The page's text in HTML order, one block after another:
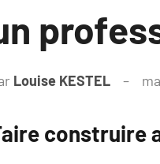
Louise KESTEL
construire